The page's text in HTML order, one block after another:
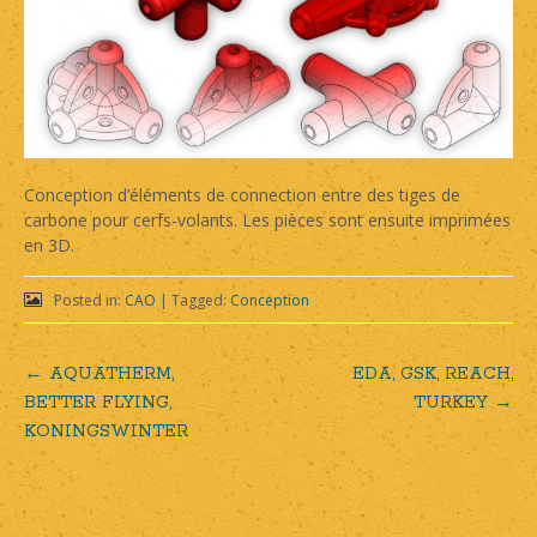
Conception d’éléments de connection entre des tiges de
carbone pour cerfs-volants. Les pièces sont ensuite imprimées
en 3D.
Posted in: CAO | Tagged: Conception
Post
navigation
← AQUATHERM,
BETTER FLYING,
KONINGSWINTER
EDA, GSK, REACH,
TURKEY→